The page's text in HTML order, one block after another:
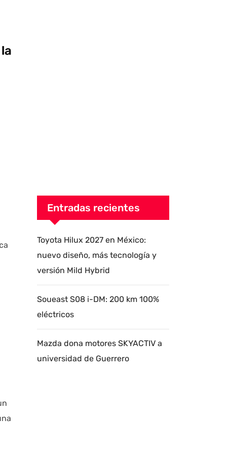
Entradas recientes
Toyota Hilux 2027 en México:
nuevo diseño, más tecnología y
versión Mild Hybrid
Soueast S08 i-DM: 200 km 100%
eléctricos
Mazda dona motores SKYACTIV a
universidad de Guerrero